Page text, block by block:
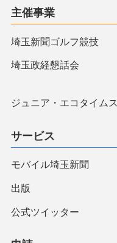
主催事業
埼玉新聞ゴルフ競技
埼玉政経懇話会
ジュニア・エコタイムス
サービス
モバイル埼玉新聞
出版
公式ツイッター